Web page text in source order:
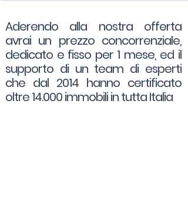
Aderendo alla nostra offerta
avrai un prezzo concorrenziale,
dedicato e fisso per 1 mese, ed il
supporto di un team di esperti
che dal 2014 hanno certificato
oltre 14.000 immobili in tutta Italia